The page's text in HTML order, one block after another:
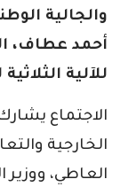
والجالية
أحمد عطاف،
للآلية
الاجتماع
الخارجية
العاطي،